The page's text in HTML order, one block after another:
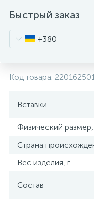
Быстрый заказ
+380
Код товара:
Вставки
Физический
Страна
Вес изделия, г.
Состав